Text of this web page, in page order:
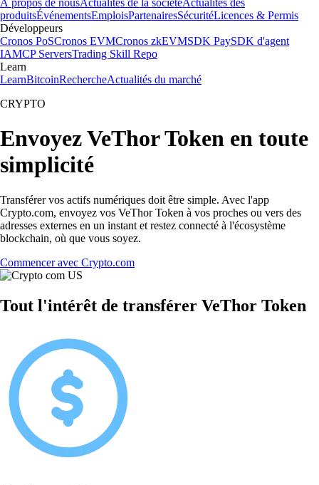
À propos de nousActualités de la sociétéActualités des
produitsÉvénementsEmploisPartenairesSécuritéLicences & Permis
Développeurs
Cronos PoSCronos EVMCronos zkEVMSDK PaySDK d'agent
IAMCP ServersTrading Skill Repo
Learn
LearnBitcoinRechercheActualités du marché
CRYPTO
Envoyez VeThor Token en toute
simplicité
Transférer vos actifs numériques doit être simple. Avec l'app
Crypto.com, envoyez vos VeThor Token à vos proches ou vers des
adresses externes en un instant et restez connecté à l'écosystème
blockchain, où que vous soyez.
Commencer avec Crypto.com
Tout l'intérêt de transférer VeThor Token